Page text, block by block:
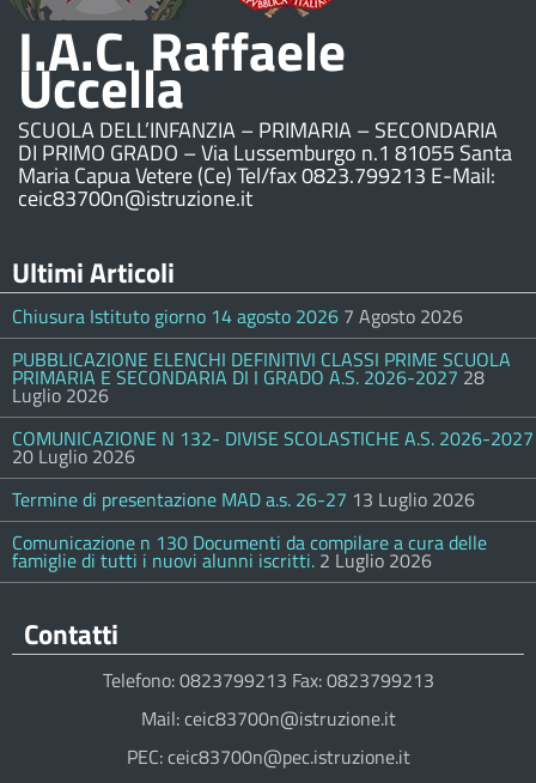
I.A.C. Raffaele
Uccella
SCUOLA DELL’INFANZIA – PRIMARIA – SECONDARIA
DI PRIMO GRADO – Via Lussemburgo n.1 81055 Santa
Maria Capua Vetere (Ce) Tel/fax 0823.799213 E-Mail:
ceic83700n@istruzione.it
Ultimi Articoli
Chiusura Istituto giorno 14 agosto 2026 7 Agosto 2026
PUBBLICAZIONE ELENCHI DEFINITIVI CLASSI PRIME SCUOLA
PRIMARIA E SECONDARIA DI I GRADO A.S. 2026-2027 28
Luglio 2026
COMUNICAZIONE N 132- DIVISE SCOLASTICHE A.S. 2026-2027
20 Luglio 2026
Termine di presentazione MAD a.s. 26-27 13 Luglio 2026
Comunicazione n 130 Documenti da compilare a cura delle
famiglie di tutti i nuovi alunni iscritti. 2 Luglio 2026
Contatti
Telefono: 0823799213 Fax: 0823799213
Mail: ceic83700n@istruzione.it
PEC: ceic83700n@pec.istruzione.it